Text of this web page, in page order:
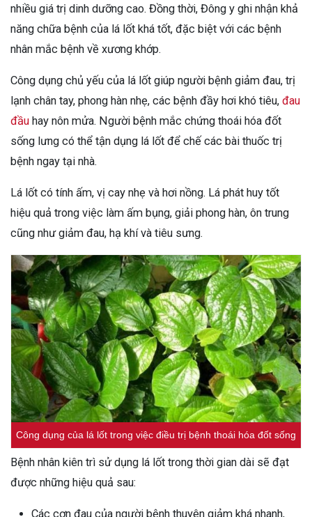
nhiều giá trị dinh dưỡng cao. Đồng thời, Đông y ghi nhận khả
năng chữa bệnh của lá lốt khá tốt, đặc biệt với các bệnh
nhân mắc bệnh về xương khớp.
Công dụng chủ yếu của lá lốt giúp người bệnh giảm đau, trị
lạnh chân tay, phong hàn nhẹ, các bệnh đầy hơi khó tiêu, đau
đầu hay nôn mửa. Người bệnh mắc chứng thoái hóa đốt
sống lưng có thể tận dụng lá lốt để chế các bài thuốc trị
bệnh ngay tại nhà.
Lá lốt có tính ấm, vị cay nhẹ và hơi nồng. Lá phát huy tốt
hiệu quả trong việc làm ấm bụng, giải phong hàn, ôn trung
cũng như giảm đau, hạ khí và tiêu sưng.
Công dụng của lá lốt trong việc điều trị bệnh thoái hóa đốt sống
Bệnh nhân kiên trì sử dụng lá lốt trong thời gian dài sẽ đạt
được những hiệu quả sau:
Các cơn đau của người bệnh thuyên giảm khá nhanh,